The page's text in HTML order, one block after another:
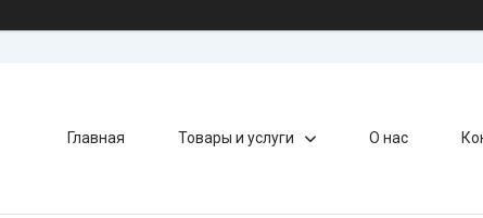
Главная Товары и услуги О нас